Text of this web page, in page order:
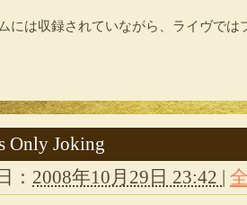
には収録されていながら、ライヴでは
Only Joking
： 2008年10月29日 23:42